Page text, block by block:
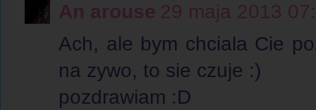
An arouse 29 maja 2013
Ach, ale bym chciala Cie
na zywo, to sie czuje :)
pozdrawiam :D